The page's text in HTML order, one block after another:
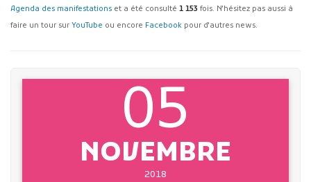
Agenda des manifestations et a été consulté 1 153 fois. N'hésitez pas aussi à
faire un tour sur YouTube ou encore Facebook pour d'autres news.
05
NOVEMBRE
2018